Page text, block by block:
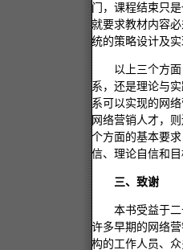
门，课程结束只
就要求教材内容
统的策略设计及实
以上三个方
系，还是理论与
系可以实现的网
网络营销人才，
个方面的基本要
信、理论自信和目
三、致谢
本书受益于
许多早期的网络
构的工作人员、